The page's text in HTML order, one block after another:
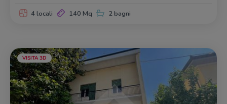
4 locali 140 Mq 2 bagni
VISITA 3D